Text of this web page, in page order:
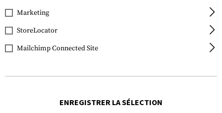
Marketing
StoreLocator
Mailchimp Connected Site
ENREGISTRER LA SÉLECTION